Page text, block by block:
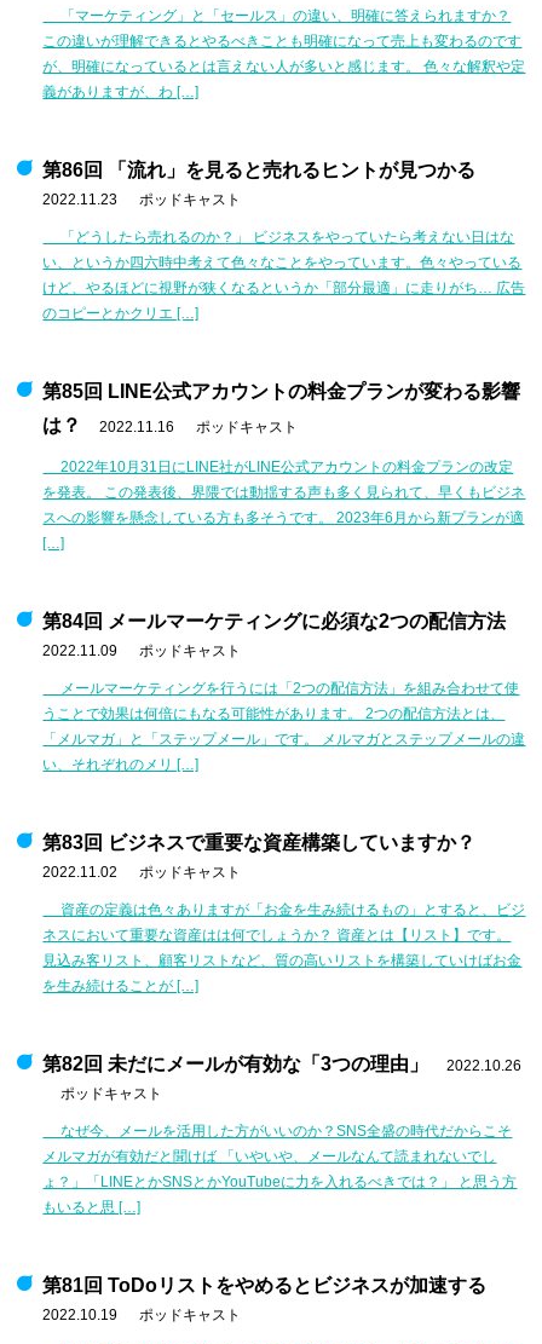
「マーケティング」と「セールス」の違い、明確に答えられますか？
この違いが理解できるとやるべきことも明確になって売上も変わるのです
が、明確になっているとは言えない人が多いと感じます。 色々な解釈や定
義がありますが、わ […]
第86回 「流れ」を見ると売れるヒントが見つかる
2022.11.23 ポッドキャスト
「どうしたら売れるのか？」 ビジネスをやっていたら考えない日はな
い、というか四六時中考えて色々なことをやっています。色々やっている
けど、やるほどに視野が狭くなるというか「部分最適」に走りがち… 広告
のコピーとかクリエ […]
第85回 LINE公式アカウントの料金プランが変わる影響
は？
2022.11.16 ポッドキャスト
2022年10月31日にLINE社がLINE公式アカウントの料金プランの改定
を発表。 この発表後、界隈では動揺する声も多く見られて、早くもビジネ
スへの影響を懸念している方も多そうです。 2023年6月から新プランが適
[…]
第84回 メールマーケティングに必須な2つの配信方法
2022.11.09 ポッドキャスト
メールマーケティングを行うには「2つの配信方法」を組み合わせて使
うことで効果は何倍にもなる可能性があります。 2つの配信方法とは、
「メルマガ」と「ステップメール」です。 メルマガとステップメールの違
い、それぞれのメリ […]
第83回 ビジネスで重要な資産構築していますか？
2022.11.02 ポッドキャスト
資産の定義は色々ありますが「お金を生み続けるもの」とすると、ビジ
ネスにおいて重要な資産はは何でしょうか？ 資産とは【リスト】です。
見込み客リスト、顧客リストなど、質の高いリストを構築していけばお金
を生み続けることが […]
第82回 未だにメールが有効な「3つの理由」
2022.10.26
ポッドキャスト
なぜ今、メールを活用した方がいいのか？SNS全盛の時代だからこそ
メルマガが有効だと聞けば 「いやいや、メールなんて読まれないでし
ょ？」「LINEとかSNSとかYouTubeに力を入れるべきでは？」 と思う方
もいると思 […]
第81回 ToDoリストをやめるとビジネスが加速する
2022.10.19 ポッドキャスト